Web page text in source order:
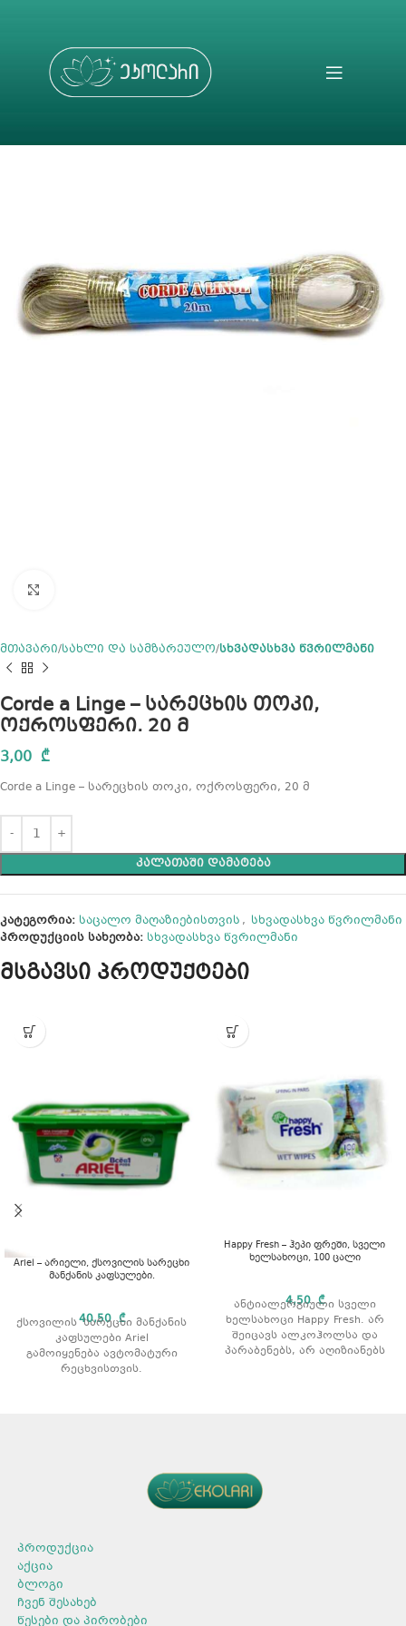
მთავარი სახლი და სამზარეულო სხვადასხვა წვრილმანი
Corde a Linge – სარეცხის თოკი,
ოქროსფერი, 20 მ
3,00 ₾
Corde a Linge – სარეცხის თოკი, ოქროსფერი, 20 მ
ᲙᲐᲚᲐᲗᲐᲨᲘ ᲓᲐᲛᲐᲢᲔᲑᲐ
კატეგორია: საცალო მაღაზიებისთვის , სხვადასხვა წვრილმანი
პროდუქციის სახეობა: სხვადასხვა წვრილმანი
მსგავსი პროდუქტები
Ariel – არიელი, ქსოვილის სარეცხი
მანქანის კაფსულები.
40,50₾
ქსოვილის სარეცხი მანქანის
კაფსულები Ariel
გამოიყენება ავტომატური
რეცხვისთვის.
არომატი: მთის წყარო.
კაფსულის წონა: 27 გრ.
რაოდენობა: 30 ცალი.
Happy Fresh – ჰეპი ფრეში, სველი
ხელსახოცი, 100 ცალი
4,50₾
ანტიალერგიული სველი
ხელსახოცი Happy Fresh. არ
შეიცავს ალკოჰოლსა და
პარაბენებს, არ აღიზიანებს
პროდუქცია
აქცია
ბლოგი
ჩვენ შესახებ
წესები და პირობები